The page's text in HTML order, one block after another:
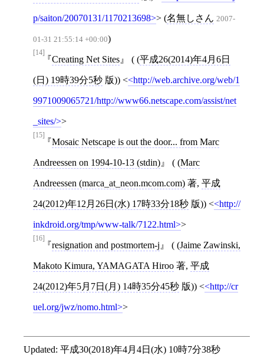
p/saiton/20070131/1170213698 > (名無しさん 2007-
01-31 21:55:14 +00:00)
[14]
Creating Net Sites ( (平成26(2014)年4月6日
(日) 19時39分5秒 版)) < http://web.archive.org/web/1
9971009065721/http://www66.netscape.com/assist/net
_sites/ >
[15]
Mosaic Netscape is out the door... from Marc
Andreessen on 1994-10-13 (stdin) ( (Marc
Andreessen (marca_at_neon.mcom.com) 著, 平成
24(2012)年12月26日(水) 17時33分18秒 版)) < http://
inkdroid.org/tmp/www-talk/7122.html >
[16]
resignation and postmortem-j ( (Jaime Zawinski,
Makoto Kimura, YAMAGATA Hiroo 著, 平成
24(2012)年5月7日(月) 14時35分45秒 版)) < http://cr
uel.org/jwz/nomo.html >
Updated: 平成30(2018)年4月4日(水) 10時7分38秒